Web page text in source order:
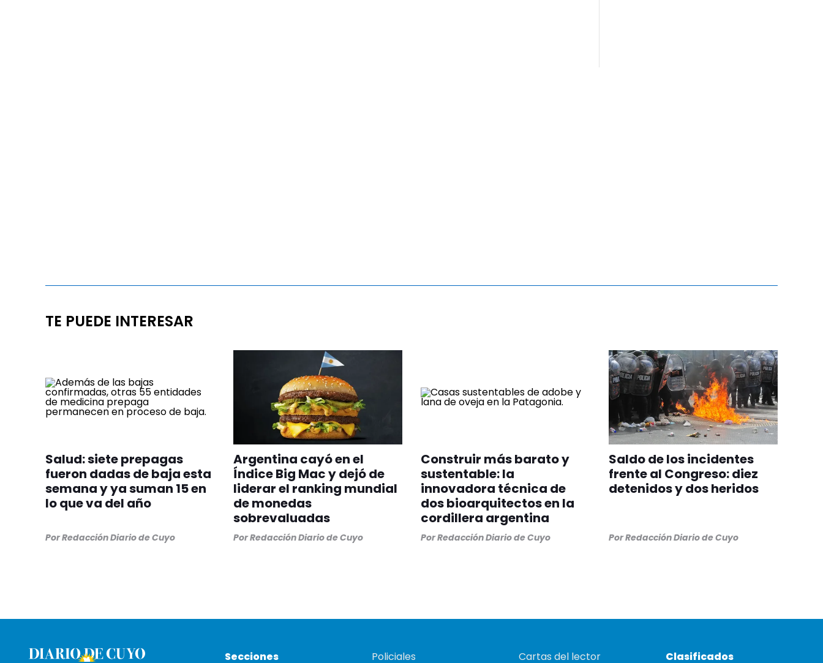
TE PUEDE INTERESAR
Salud: siete prepagas
fueron dadas de baja esta
semana y ya suman 15 en
lo que va del año
PorRedacción Diario de Cuyo
Argentina cayó en el
Índice Big Mac y dejó de
liderar el ranking mundial
de monedas
sobrevaluadas
PorRedacción Diario de Cuyo
Construir más barato y
sustentable: la
innovadora técnica de
dos bioarquitectos en la
cordillera argentina
PorRedacción Diario de Cuyo
Saldo de los incidentes
frente al Congreso: diez
detenidos y dos heridos
PorRedacción Diario de Cuyo
Secciones Policiales Cartas del lector Clasificados